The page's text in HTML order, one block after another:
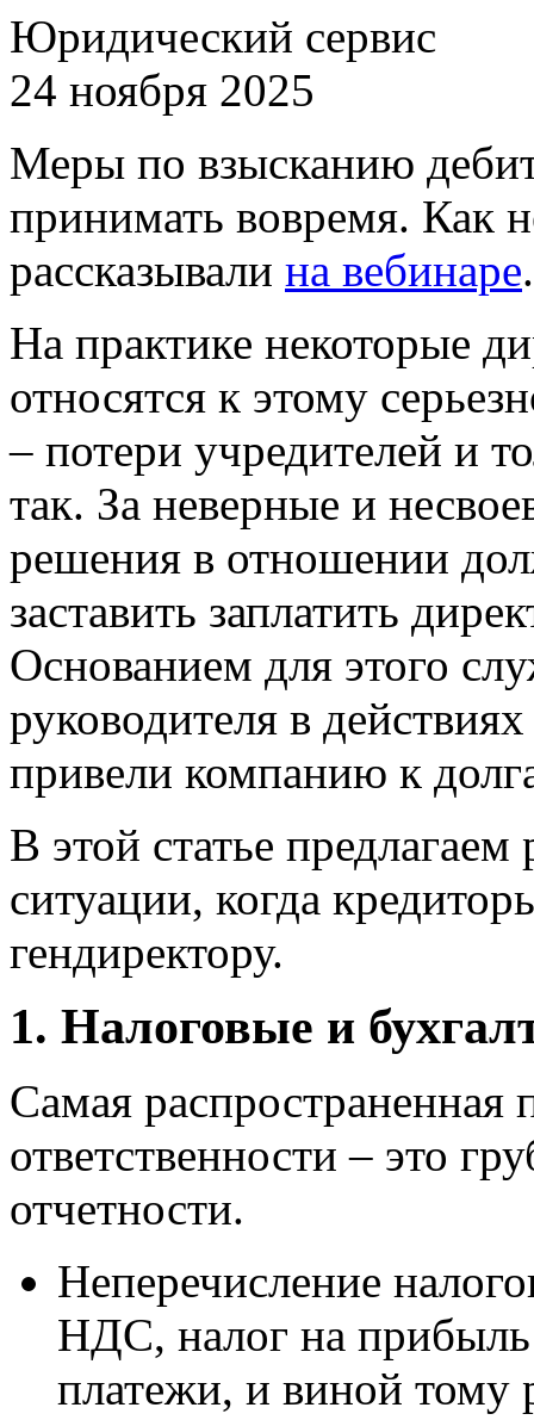
Юридический сервис
24 ноября 2025
Меры по взысканию
принимать вовремя. Как
рассказывали на вебинаре
На практике некоторые
относятся к этому
– потери учредителей и
так. За неверные и
решения в отношении
заставить заплатить
Основанием для этого
руководителя в
привели компанию к
В этой статье
ситуации, когда
гендиректору.
1. Налоговые и
Самая распространенная
ответственности – это
отчетности.
Неперечисление
НДС, налог на
платежи, и виной тому